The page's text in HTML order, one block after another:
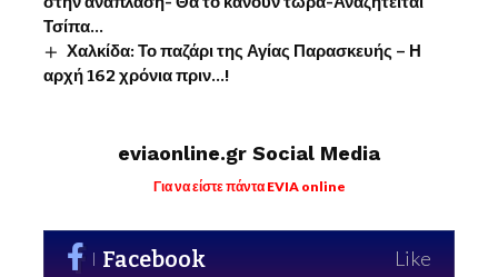
Τσίπα…
Χαλκίδα: Το παζάρι της Αγίας Παρασκευής – Η
αρχή 162 χρόνια πριν…!
eviaonline.gr Social Media
Για να είστε πάντα EVIA online
Facebook Like